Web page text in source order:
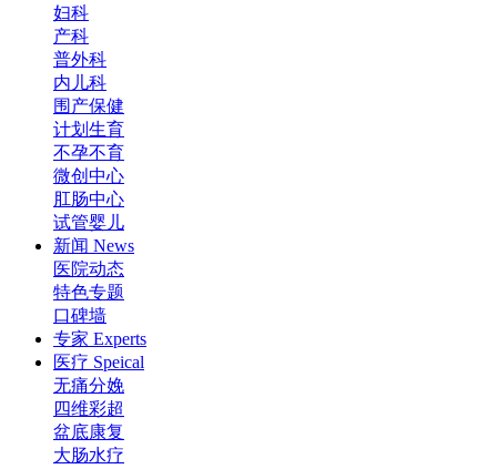
妇科
产科
普外科
内儿科
围产保健
计划生育
不孕不育
微创中心
肛肠中心
试管婴儿
新闻 News
医院动态
特色专题
口碑墙
专家 Experts
医疗 Speical
无痛分娩
四维彩超
盆底康复
大肠水疗